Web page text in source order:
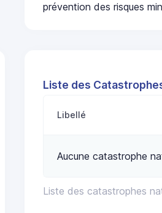
prévention des risques
Liste des
Liste des catastrophes
Libellé
Aucune catastrophe